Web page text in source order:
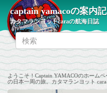
captain yamacoの案内記
カタマランヨットcaraの航海日誌
ようこそ！Captain YAMACOのホーム
の日本一周の旅。カタマランヨット